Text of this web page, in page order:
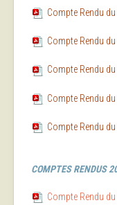
Compte Rendu
Compte Rendu
Compte Rendu
Compte Rendu
Compte Rendu
COMPTES RENDUS
Compte Rendu